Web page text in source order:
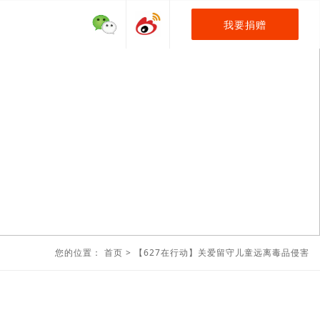
我要捐赠
您的位置： 首页 > 【627在行动】关爱留守儿童远离毒品侵害